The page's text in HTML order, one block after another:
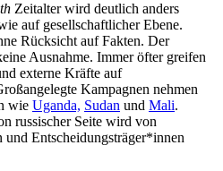
Zeitalter wird deutlich anders
auf gesellschaftlicher Ebene.
Rücksicht auf Fakten. Der
Ausnahme. Immer öfter greifen
externe Kräfte auf
Kampagnen nehmen
wie Uganda, Sudan und Mali.
russischer Seite wird von
Entscheidungsträger*innen